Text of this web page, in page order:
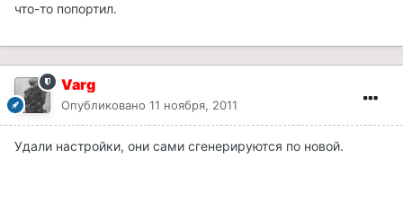
что-то попортил.
Varg
Опубликовано 11 ноября, 2011
Удали настройки, они сами сгенерируются по новой.